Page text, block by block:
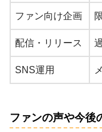
ファン向け企画
配信・リリース
SNS運用
ファンの声や今後